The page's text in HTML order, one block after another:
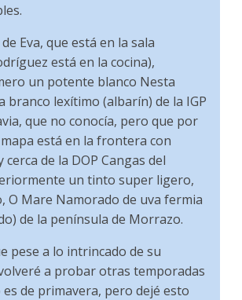
Eva, que está en la sala
está en la cocina),
un potente blanco Nesta
branco lexítimo (albarín) de la IGP
que no conocía, pero que por
está en la frontera con
de la DOP Cangas del
un tinto super ligero,
O Mare Namorado de uva fermia
de la península de Morrazo.
pese a lo intrincado de su
a probar otras temporadas
de primavera, pero dejé esto